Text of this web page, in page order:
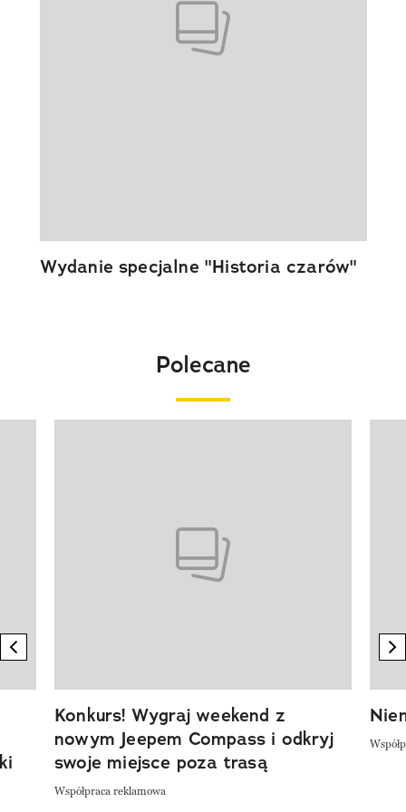
Wydanie specjalne "Historia czarów"
Polecane
previous element
Konkurs! Wygraj weekend z
nowym Jeepem Compass i odkryj
swoje miejsce poza trasą
Współpraca reklamowa